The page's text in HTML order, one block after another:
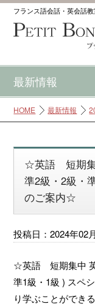
フランス語会話・英会話
最新情報
HOME 最新情報
☆英語 短期集
準2級・2級・
のご案内☆
投稿日：2024年02
☆英語 短期集中 英
準1級・1級 ) スペ
り学ぶことができ